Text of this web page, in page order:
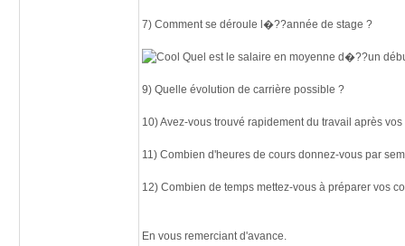
7) Comment se déroule l�??année de stage ?
Quel est le salaire en moyenne d�??un
9) Quelle évolution de carrière possible ?
10) Avez-vous trouvé rapidement du travail après
11) Combien d'heures de cours donnez-vous par
12) Combien de temps mettez-vous à préparer vos
En vous remerciant d'avance.